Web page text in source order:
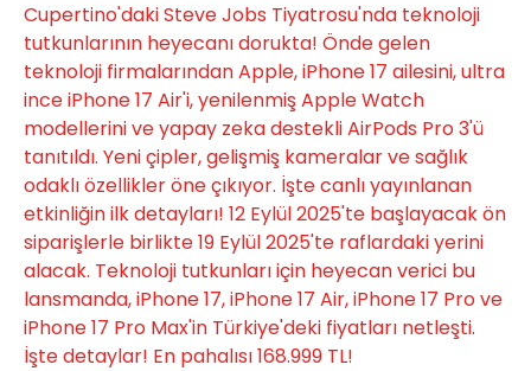
Cupertino'daki Steve Jobs Tiyatrosu'nda teknoloji
tutkunlarının heyecanı dorukta! Önde gelen
teknoloji firmalarından Apple, iPhone 17 ailesini, ultra
ince iPhone 17 Air'i, yenilenmiş Apple Watch
modellerini ve yapay zeka destekli AirPods Pro 3'ü
tanıtıldı. Yeni çipler, gelişmiş kameralar ve sağlık
odaklı özellikler öne çıkıyor. İşte canlı yayınlanan
etkinliğin ilk detayları! 12 Eylül 2025'te başlayacak ön
siparişlerle birlikte 19 Eylül 2025'te raflardaki yerini
alacak. Teknoloji tutkunları için heyecan verici bu
lansmanda, iPhone 17, iPhone 17 Air, iPhone 17 Pro ve
iPhone 17 Pro Max'in Türkiye'deki fiyatları netleşti.
İşte detaylar! En pahalısı 168.999 TL!